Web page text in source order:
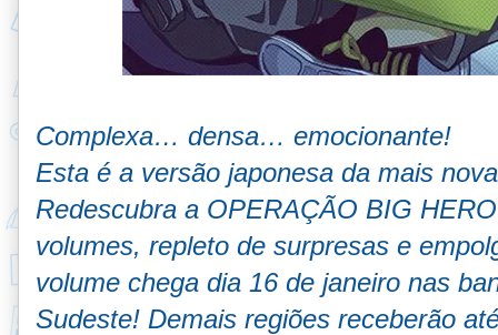
Complexa… densa… emocionante!
Esta é a versão japonesa da mais
Redescubra a OPERAÇÃO BIG
volumes, repleto de surpresas e
volume chega dia 16 de janeiro nas
Sudeste! Demais regiões receberão